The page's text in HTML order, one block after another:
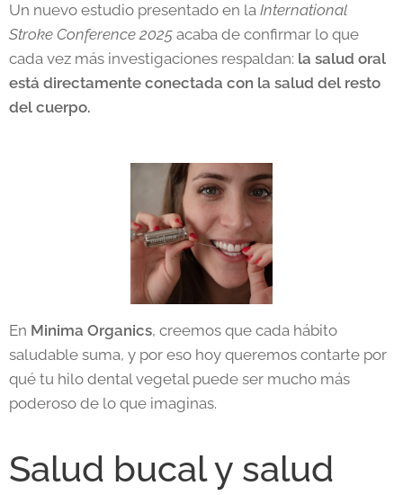
Un nuevo estudio presentado en la International
Stroke Conference 2025 acaba de confirmar lo que
cada vez más investigaciones respaldan: la salud oral
está directamente conectada con la salud del resto
del cuerpo.
En Minima Organics, creemos que cada hábito
saludable suma, y por eso hoy queremos contarte por
qué tu hilo dental vegetal puede ser mucho más
poderoso de lo que imaginas.
Salud bucal y salud